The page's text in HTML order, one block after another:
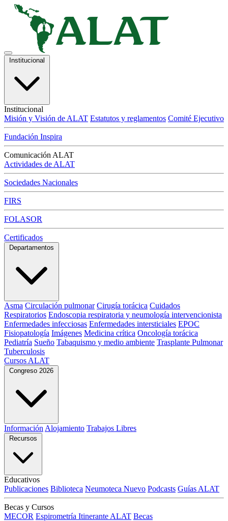
Institucional
Institucional
Misión y Visión de ALAT Estatutos y reglamentos Comité Ejecutivo
Fundación Inspira
Comunicación ALAT
Actividades de ALAT
Sociedades Nacionales
FIRS
FOLASOR
Certificados
Departamentos
Asma Circulación pulmonar Cirugía torácica Cuidados
Respiratorios Endoscopia respiratoria y neumología intervencionista
Enfermedades infecciosas Enfermedades intersticiales EPOC
Fisiopatología Imágenes Medicina crítica Oncología torácica
Pediatría Sueño Tabaquismo y medio ambiente Trasplante Pulmonar
Tuberculosis
Cursos ALAT
Congreso 2026
Información Alojamiento Trabajos Libres
Recursos
Educativos
Publicaciones Biblioteca Neumoteca Nuevo Podcasts Guías ALAT
Becas y Cursos
MECOR Espirometría Itinerante ALAT Becas